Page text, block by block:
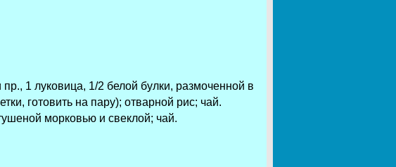
1 луковица, 1/2 белой булки, размоченной в
готовить на пару); отварной рис; чай.
морковью и свеклой; чай.